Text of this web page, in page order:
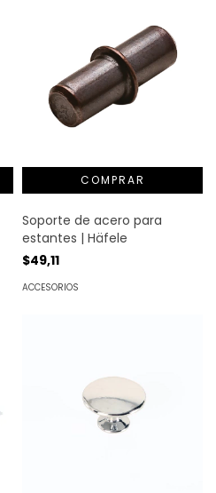
Soporte de acero para
estantes | Häfele
$49,11
ACCESORIOS